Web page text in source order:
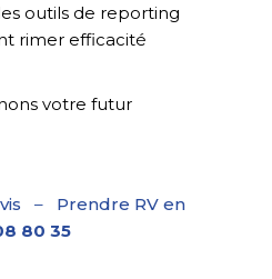
outils de reporting
rimer efficacité
votre futur
– Prendre RV en
80 35